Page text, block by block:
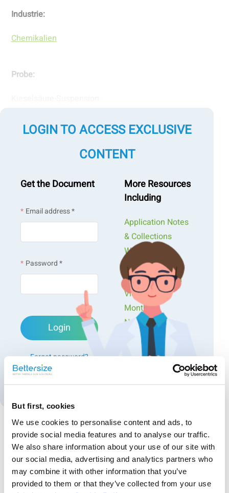
But first, cookies
We use cookies to personalise content and ads, to
provide social media features and to analyse our traffic.
We also share information about your use of our site with
our social media, advertising and analytics partners who
may combine it with other information that you’ve
provided to them or that they’ve collected from your use
Industrie:
Chemikalien
Probe:
Art der Messung:
Elektrophoretische Lichtstreuung
LOGIN TO ACCESS EXCLUSIVE
CONTENT
Get the Document
Email address *
Password *
Login
Forgot password?
Create an account
More Resources
Including
Application Notes
& Collections
Webinars &
Workshops
Presentations &
Videos
Monthly
Newsletters
Exclusive Events...
Recommended articles
Anwendung des Laser-
Partikelgrößenmesssystems in der